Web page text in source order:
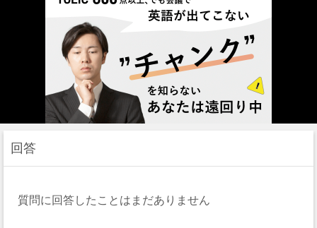
回答
質問に回答したことはまだありません